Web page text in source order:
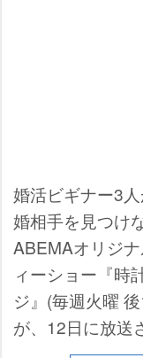
婚活ビギナー3
婚相手を見つけ
ABEMAオリジ
ィーショー『時
ジ』(毎週火曜
が、12日に放送